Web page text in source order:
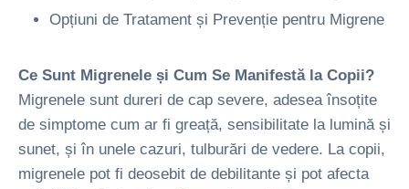
Opțiuni de Tratament și Prevenție pentru Migrene
Ce Sunt Migrenele și Cum Se Manifestă la Copii?
Migrenele sunt dureri de cap severe, adesea însoțite
de simptome cum ar fi greață, sensibilitate la lumină și
sunet, și în unele cazuri, tulburări de vedere. La copii,
migrenele pot fi deosebit de debilitante și pot afecta